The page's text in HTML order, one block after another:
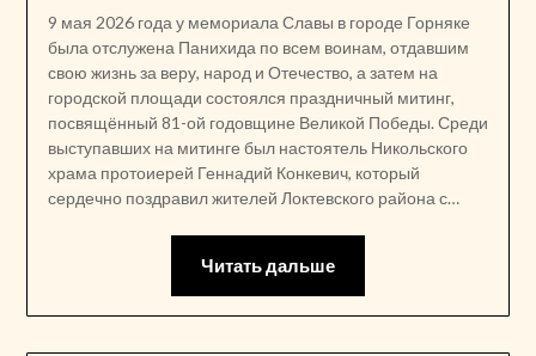
9 мая 2026 года у мемориала Славы в городе Горняке
была отслужена Панихида по всем воинам, отдавшим
свою жизнь за веру, народ и Отечество, а затем на
городской площади состоялся праздничный митинг,
посвящённый 81-ой годовщине Великой Победы. Среди
выступавших на митинге был настоятель Никольского
храма протоиерей Геннадий Конкевич, который
сердечно поздравил жителей Локтевского района с…
Читать дальше